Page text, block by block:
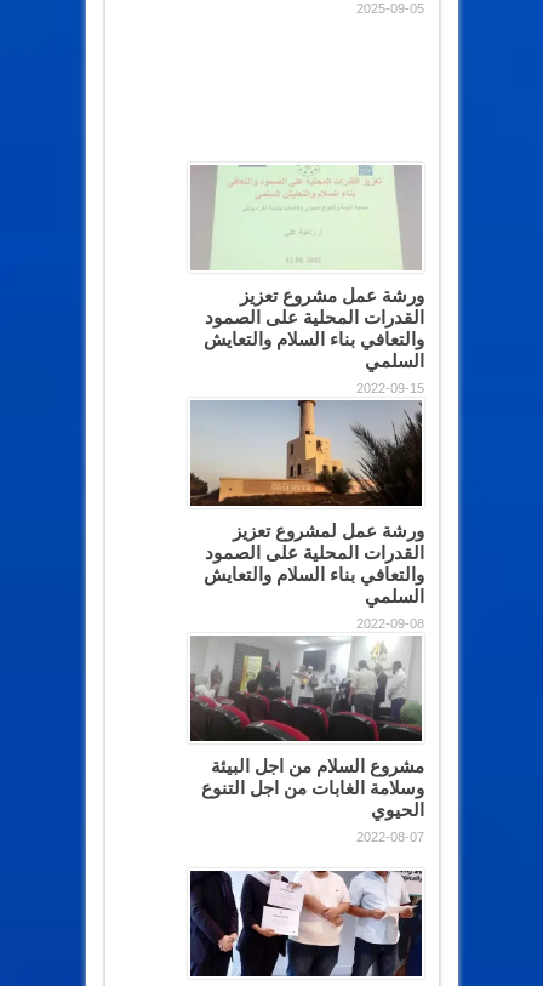
2025-09-05
ورشة عمل مشروع تعزيز
القدرات المحلية على الصمود
والتعافي بناء السلام والتعايش
السلمي
2022-09-15
ورشة عمل لمشروع تعزيز
القدرات المحلية على الصمود
والتعافي بناء السلام والتعايش
السلمي
2022-09-08
مشروع السلام من اجل البيئة
وسلامة الغابات من اجل التنوع
الحيوي
2022-08-07